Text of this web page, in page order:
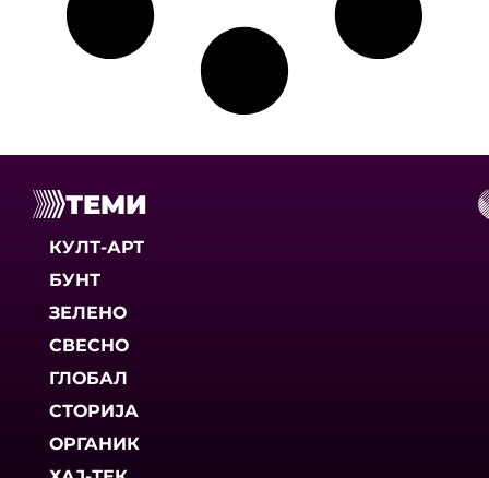
ТЕМИ
КУЛТ-АРТ
БУНТ
ЗЕЛЕНО
СВЕСНО
ГЛОБАЛ
СТОРИЈА
ОРГАНИК